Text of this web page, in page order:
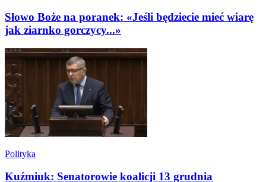
Słowo Boże na poranek: «Jeśli będziecie mieć wiarę
jak ziarnko gorczycy...»
Polityka
Kuźmiuk: Senatorowie koalicji 13 grudnia